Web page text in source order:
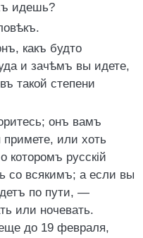
идешь?
какъ будто
и зачѣмъ вы идете,
такой степени
онъ вамъ
или хоть
которомъ русскій
со всякимъ; а если вы
по пути, —
или ночевать.
до 19 февраля,